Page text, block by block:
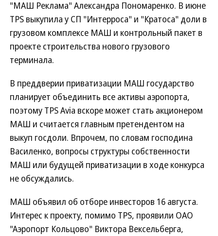
"МАШ Реклама" Александра Пономаренко. В июне
TPS выкупила у СП "Интерроса" и "Кратоса" доли в
грузовом комплексе МАШ и контрольный пакет в
проекте строительства нового грузового
терминала.
В преддверии приватизации МАШ государство
планирует объединить все активы аэропорта,
поэтому TPS Avia вскоре может стать акционером
МАШ и считается главным претендентом на
выкуп госдоли. Впрочем, по словам господина
Василенко, вопросы структуры собственности
МАШ или будущей приватизации в ходе конкурса
не обсуждались.
МАШ объявил об отборе инвесторов 16 августа.
Интерес к проекту, помимо TPS, проявили ОАО
"Аэропорт Кольцово" Виктора Вексельберга,